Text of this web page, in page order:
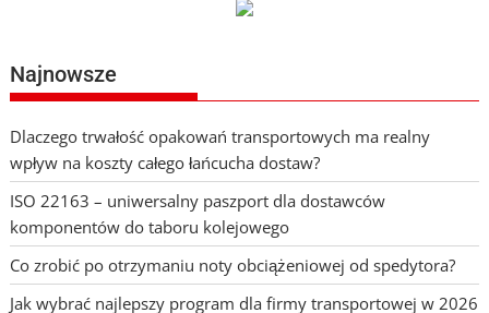
Najnowsze
Dlaczego trwałość opakowań transportowych ma realny
wpływ na koszty całego łańcucha dostaw?
ISO 22163 – uniwersalny paszport dla dostawców
komponentów do taboru kolejowego
Co zrobić po otrzymaniu noty obciążeniowej od spedytora?
Jak wybrać najlepszy program dla firmy transportowej w 2026